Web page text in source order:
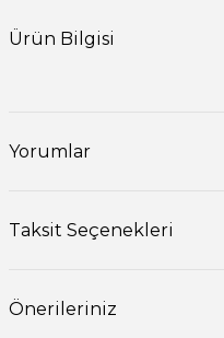
Ürün Bilgisi
Yorumlar
Taksit Seçenekleri
Önerileriniz